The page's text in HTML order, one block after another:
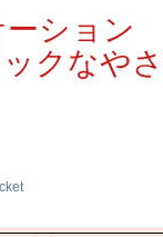
ション
クなや